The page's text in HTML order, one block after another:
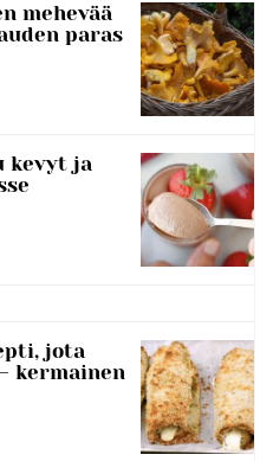
mehevää
paras
kevyt ja
jota
kermainen